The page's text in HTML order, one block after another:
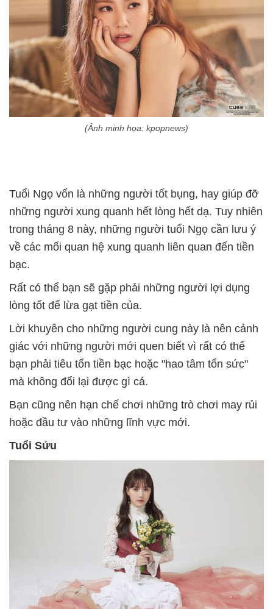
(Ảnh minh họa: kpopnews)
Tuổi Ngọ vốn là những người tốt bụng, hay giúp đỡ
những người xung quanh hết lòng hết dạ. Tuy nhiên
trong tháng 8 này, những người tuổi Ngọ cần lưu ý
về các mối quan hệ xung quanh liên quan đến tiền
bạc.
Rất có thể bạn sẽ gặp phải những người lợi dụng
lòng tốt để lừa gạt tiền của.
Lời khuyên cho những người cung này là nên cảnh
giác với những người mới quen biết vì rất có thể
bạn phải tiêu tốn tiền bạc hoặc "hao tâm tổn sức"
mà không đổi lại được gì cả.
Bạn cũng nên hạn chế chơi những trò chơi may rủi
hoặc đầu tư vào những lĩnh vực mới.
Tuổi Sửu